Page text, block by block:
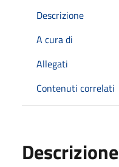
Descrizione
A cura di
Allegati
Contenuti correlati
Descrizione